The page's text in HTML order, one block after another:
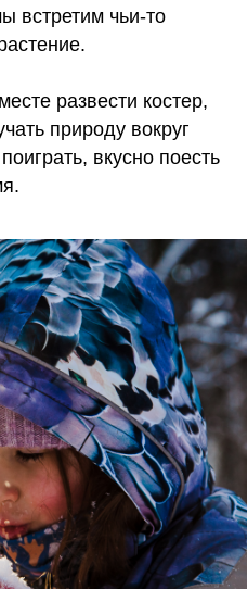
встретим чьи-то
развести костер,
природу вокруг
вкусно поесть